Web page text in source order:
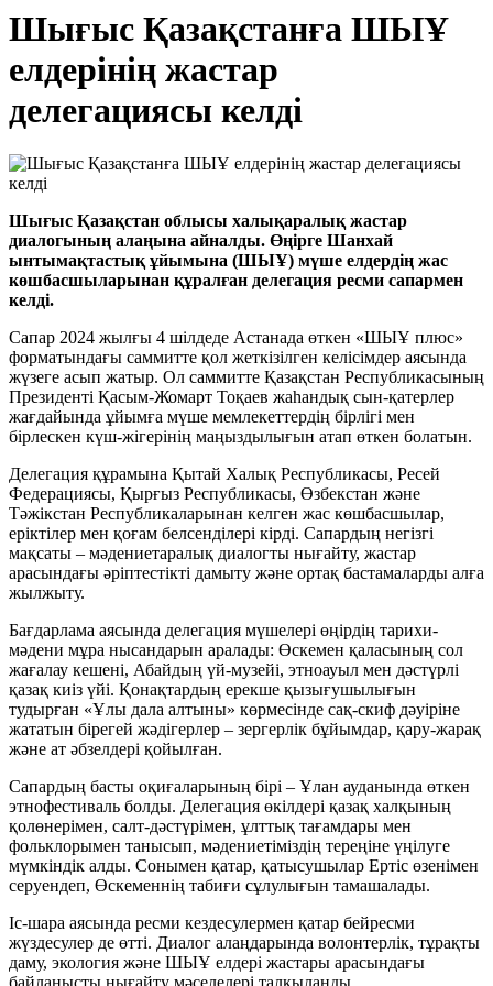
Шығыс Қазақстанға ШЫҰ
елдерінің жастар
делегациясы келді
Шығыс Қазақстан облысы халықаралық жастар
диалогының алаңына айналды. Өңірге Шанхай
ынтымақтастық ұйымына (ШЫҰ) мүше елдердің жас
көшбасшыларынан құралған делегация ресми сапармен
келді.
Сапар 2024 жылғы 4 шілдеде Астанада өткен «ШЫҰ плюс»
форматындағы саммитте қол жеткізілген келісімдер аясында
жүзеге асып жатыр. Ол саммитте Қазақстан Республикасының
Президенті Қасым-Жомарт Тоқаев жаһандық сын-қатерлер
жағдайында ұйымға мүше мемлекеттердің бірлігі мен
бірлескен күш-жігерінің маңыздылығын атап өткен болатын.
Делегация құрамына Қытай Халық Республикасы, Ресей
Федерациясы, Қырғыз Республикасы, Өзбекстан және
Тәжікстан Республикаларынан келген жас көшбасшылар,
еріктілер мен қоғам белсенділері кірді. Сапардың негізгі
мақсаты – мәдениетаралық диалогты нығайту, жастар
арасындағы әріптестікті дамыту және ортақ бастамаларды алға
жылжыту.
Бағдарлама аясында делегация мүшелері өңірдің тарихи-
мәдени мұра нысандарын аралады: Өскемен қаласының сол
жағалау кешені, Абайдың үй-музейі, этноауыл мен дәстүрлі
қазақ киіз үйі. Қонақтардың ерекше қызығушылығын
тудырған «Ұлы дала алтыны» көрмесінде сақ-скиф дәуіріне
жататын бірегей жәдігерлер – зергерлік бұйымдар, қару-жарақ
және ат әбзелдері қойылған.
Сапардың басты оқиғаларының бірі – Ұлан ауданында өткен
этнофестиваль болды. Делегация өкілдері қазақ халқының
қолөнерімен, салт-дәстүрімен, ұлттық тағамдары мен
фольклорымен танысып, мәдениетіміздің тереңіне үңілуге
мүмкіндік алды. Сонымен қатар, қатысушылар Ертіс өзенімен
серуендеп, Өскеменнің табиғи сұлулығын тамашалады.
Іс-шара аясында ресми кездесулермен қатар бейресми
жүздесулер де өтті. Диалог алаңдарында волонтерлік, тұрақты
даму, экология және ШЫҰ елдері жастары арасындағы